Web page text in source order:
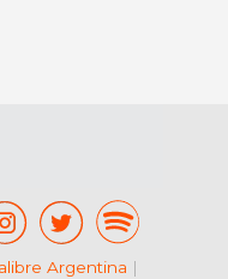
Argentina |